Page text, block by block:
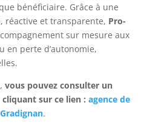
bénéficiaire. Grâce à une
réactive et transparente, Pro-
sur mesure aux
en perte d’autonomie,
vous pouvez consulter un
sur ce lien : agence de
.